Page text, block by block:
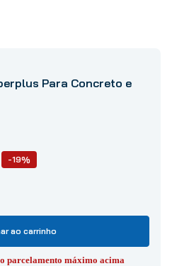
Para Concreto e
-19%
ao carrinho
parcelamento máximo acima